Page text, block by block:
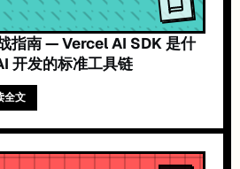
指南 — Vercel AI SDK 是什
开发的标准工具链
全文